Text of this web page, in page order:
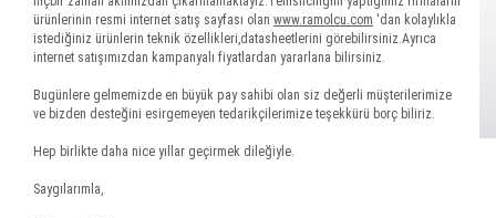
ürünlerinin resmi internet satış sayfası olan www.ramolcu.com 'dan kolaylıkla
istediğiniz ürünlerin teknik özellikleri,datasheetlerini görebilirsiniz.Ayrıca
internet satışımızdan kampanyalı fiyatlardan yararlana bilirsiniz.
Bugünlere gelmemizde en büyük pay sahibi olan siz değerli müşterilerimize
ve bizden desteğini esirgemeyen tedarikçilerimize teşekkürü borç biliriz.
Hep birlikte daha nice yıllar geçirmek dileğiyle.
Saygılarımla,